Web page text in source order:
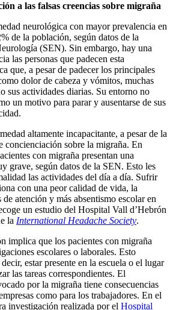
a las falsas creencias sobre migraña
neurológica con mayor prevalencia en
de la población, según datos de la
(SEN). Sin embargo, hay una
las personas que padecen esta
que, a pesar de padecer los principales
dolor de cabeza y vómitos, muchas
sus actividades diarias. Su entorno no
un motivo para parar y ausentarse de sus
altamente incapacitante, a pesar de la
concienciación sobre la migraña. En
con migraña presentan una
grave, según datos de la SEN. Esto les
las actividades del día a día. Sufrir
con una peor calidad de vida, la
atención y más absentismo escolar en
un estudio del Hospital Vall d’Hebrón
la International Headache Society.
implica que los pacientes con migraña
escolares o laborales. Esto
estar presente en la escuela o el lugar
las tareas correspondientes. El
por la migraña tiene consecuencias
como para los trabajadores. En el
investigación realizada por el Hospital